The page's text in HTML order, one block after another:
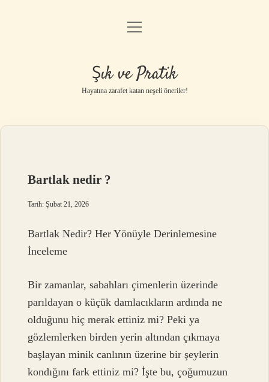
Anasayfa
Yasal Uyarı
menüyü
Şık ve Pratik
Hayatına zarafet katan neşeli öneriler!
Bartlak nedir ?
Tarih: Şubat 21, 2026
Bartlak Nedir? Her Yönüyle Derinlemesine
İnceleme
Bir zamanlar, sabahları çimenlerin üzerinde
parıldayan o küçük damlacıkların ardında ne
olduğunu hiç merak ettiniz mi? Peki ya
gözlemlerken birden yerin altından çıkmaya
başlayan minik canlının üzerine bir şeylerin
kondığını fark ettiniz mi? İşte bu, çoğumuzun